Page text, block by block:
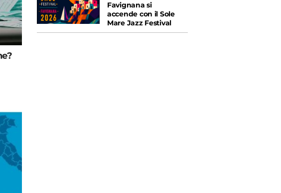
Favignana si
accende con il Sole
Mare Jazz Festival